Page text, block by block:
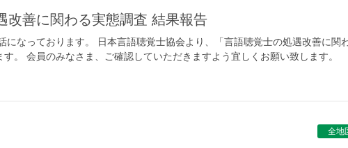
改善に関わる実態調査 結果報告
になっております。 日本言語聴覚士協会より、「言語聴覚士の処遇改善に関
す。 会員のみなさま、ご確認していただきますよう宜しくお願い致します
全地